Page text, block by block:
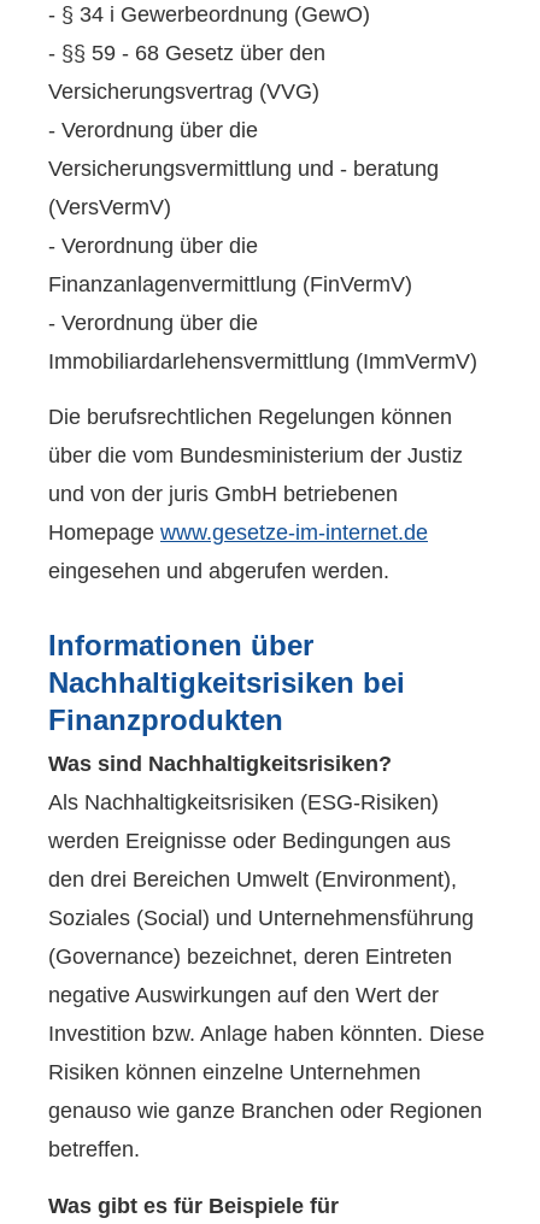
- § 34 i Gewerbeordnung (GewO)
- §§ 59 - 68 Gesetz über den
Versicherungsvertrag (VVG)
- Verordnung über die
Versicherungsvermittlung und - beratung
(VersVermV)
- Verordnung über die
Finanzanlagenvermittlung (FinVermV)
- Verordnung über die
Immobiliardarlehensvermittlung (ImmVermV)
Die berufsrechtlichen Regelungen können
über die vom Bundesministerium der Justiz
und von der juris GmbH betriebenen
Homepage www.gesetze-im-internet.de
eingesehen und abgerufen werden.
Informationen über
Nachhaltigkeitsrisiken bei
Finanzprodukten
Was sind Nachhaltigkeitsrisiken?
Als Nachhaltigkeitsrisiken (ESG-Risiken)
werden Ereignisse oder Bedingungen aus
den drei Bereichen Umwelt (Environment),
Soziales (Social) und Unternehmensführung
(Governance) bezeichnet, deren Eintreten
negative Auswirkungen auf den Wert der
Investition bzw. Anlage haben könnten. Diese
Risiken können einzelne Unternehmen
genauso wie ganze Branchen oder Regionen
betreffen.
Was gibt es für Beispiele für